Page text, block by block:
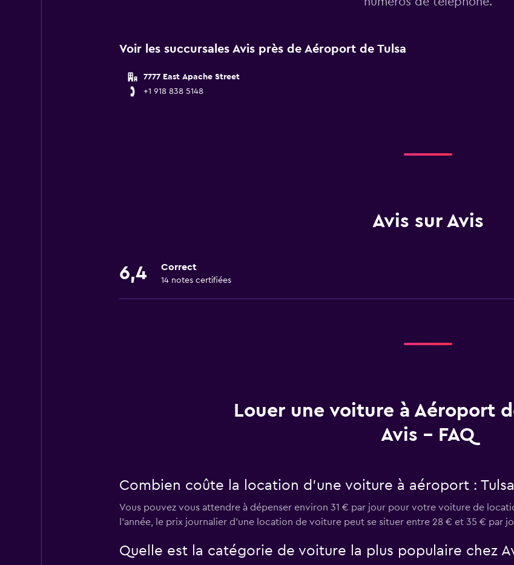
Voir les succursales Avis près de Aéroport de Tulsa
7777 East Apache Street
+1 918 838 5148
Avis sur Avis
6,4 Correct
14 notes certifiées
Louer une voiture à Aéroport
Avis - FAQ
Combien coûte la location d’une voiture à aéroport :
Vous pouvez vous attendre à dépenser environ 31 € par jour pour votre voiture de
l’année, le prix journalier d'une location de voiture peut se situer entre 28 € et 35 € par
Quelle est la catégorie de voiture la plus populaire chez